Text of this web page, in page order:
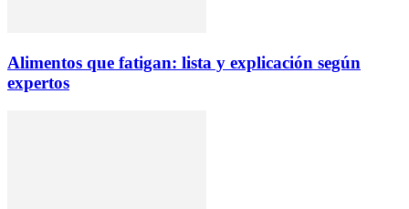
Alimentos que fatigan: lista y explicación según
expertos